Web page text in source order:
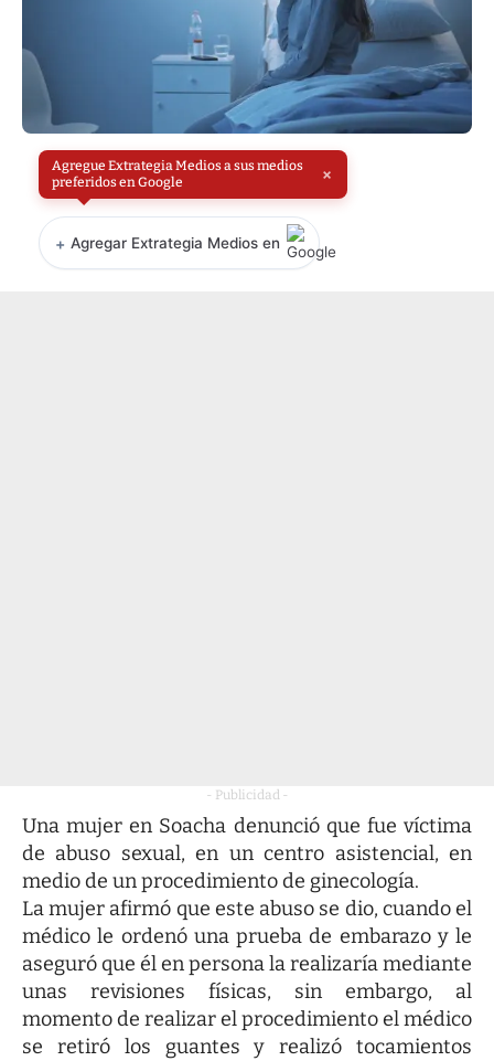
Agregue Extrategia Medios a sus medios
preferidos en Google
×
+ Agregar Extrategia Medios en
- Publicidad -
Una mujer en Soacha denunció que fue víctima
de abuso sexual, en un centro asistencial, en
medio de un procedimiento de ginecología.
La mujer afirmó que este abuso se dio, cuando el
médico le ordenó una prueba de embarazo y le
aseguró que él en persona la realizaría mediante
unas revisiones físicas, sin embargo, al
momento de realizar el procedimiento el médico
se retiró los guantes y realizó tocamientos